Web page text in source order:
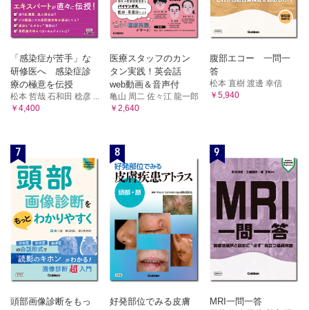
「感染症が苦手」な
研修医へ 感染症診
療の極意を伝授
松本 哲哉 石和田 稔彦 ...
￥4,400
医療スタッフのカン
タン実践！英会話
web動画＆音声付
亀山 周二 佐々江 龍一郎
￥2,640
腹部エコー 一問一
答
松本 直樹 渡邊 幸信
￥5,940
7
頭部画像診断をもっ
8
好発部位でみる皮膚
9
MRI一問一答